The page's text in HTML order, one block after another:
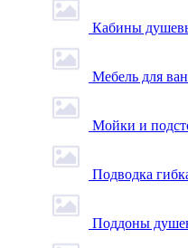
Кабины
Мебель для
Мойки и
Подводка
Поддоны